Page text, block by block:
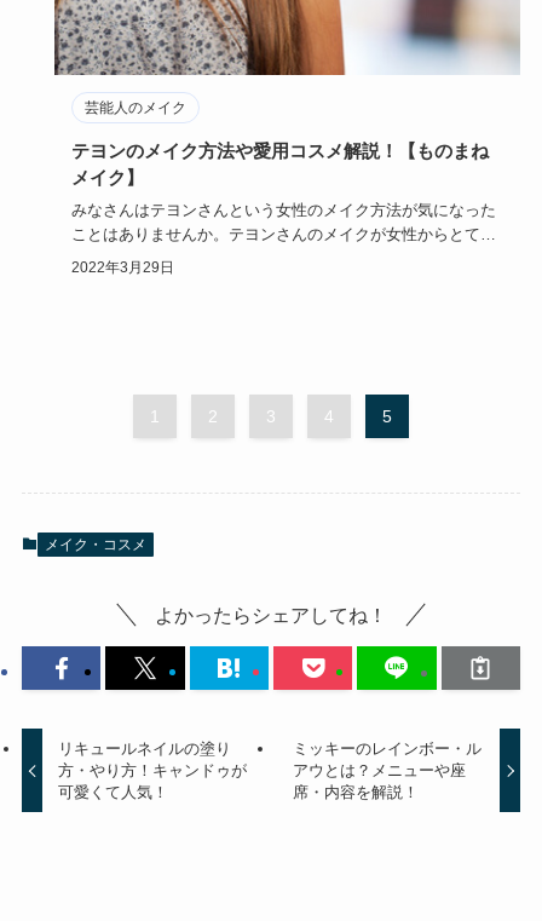
芸能人のメイク
テヨンのメイク方法や愛用コスメ解説！【ものまね
メイク】
みなさんはテヨンさんという女性のメイク方法が気になった
ことはありませんか。テヨンさんのメイクが女性からとても
人気で、真似し…
2022年3月29日
1 2 3 4 5
メイク・コスメ
よかったらシェアしてね！
リキュールネイルの塗り
方・やり方！キャンドゥが
可愛くて人気！
ミッキーのレインボー・ル
アウとは？メニューや座
席・内容を解説！